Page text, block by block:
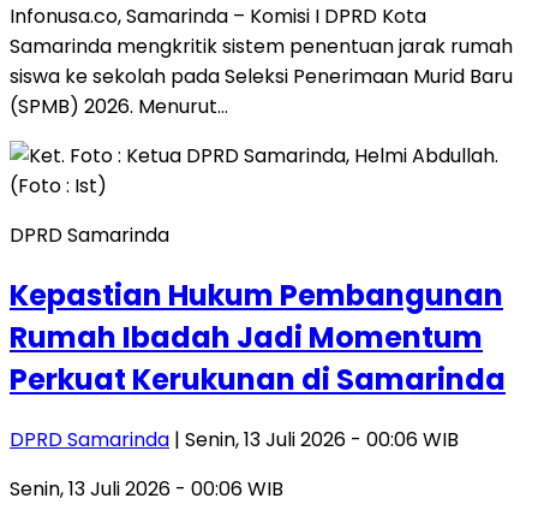
Infonusa.co, Samarinda – Komisi I DPRD Kota
Samarinda mengkritik sistem penentuan jarak rumah
siswa ke sekolah pada Seleksi Penerimaan Murid Baru
(SPMB) 2026. Menurut…
DPRD Samarinda
Kepastian Hukum Pembangunan
Rumah Ibadah Jadi Momentum
Perkuat Kerukunan di Samarinda
DPRD Samarinda | Senin, 13 Juli 2026 - 00:06 WIB
Senin, 13 Juli 2026 - 00:06 WIB